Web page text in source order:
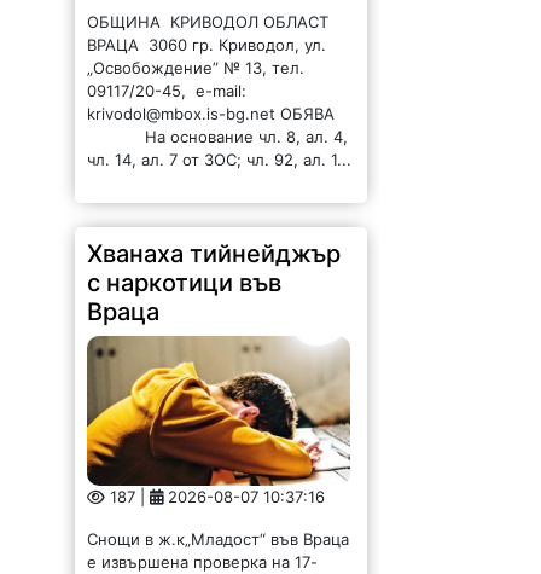
ОБЩИНА КРИВОДОЛ ОБЛАСТ
ВРАЦА 3060 гр. Криводол, ул.
„Освобождение” № 13, тел.
09117/20-45, e-mail:
krivodol@mbox.is-bg.net ОБЯВА
На основание чл. 8, ал. 4,
чл. 14, ал. 7 от ЗОС; чл. 92, ал. 1...
Хванаха тийнейджър
с наркотици във
Враца
187 | 2026-08-07 10:37:16
Снощи в ж.к„Младост“ във Враца
е извършена проверка на 17-